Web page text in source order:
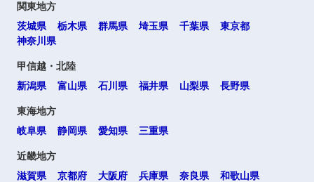
海外
関東地方
茨城県
栃木県 群馬県 埼玉県 千葉県
東京都
神奈川県
甲信越・北陸
新潟県
富山県 石川県 福井県 山梨県 長野県
東海地方
岐阜県
静岡県 愛知県 三重県
近畿地方
滋賀県
京都府 大阪府 兵庫県 奈良県 和歌山県